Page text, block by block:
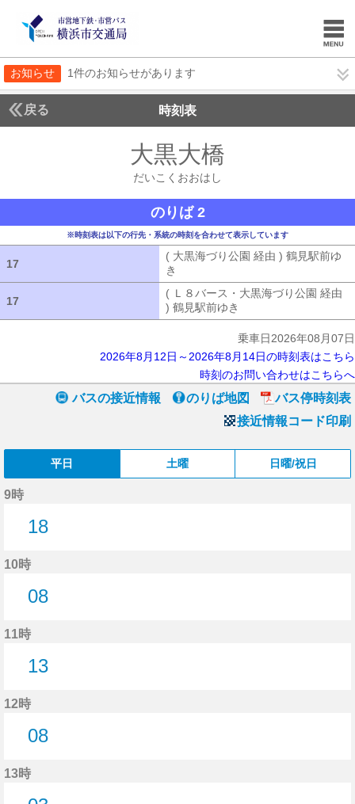
お知らせ 1件のお知らせがあります
戻る 時刻表
大黒大橋
だいこくおおはし
のりば 2
※時刻表は以下の行先・系統の時刻を合わせて表示しています
17
( 大黒海づり公園 経由 ) 鶴見駅前ゆ
き
17
( Ｌ８バース・大黒海づり公園 経由
) 鶴見駅前ゆき
乗車日2026年08月07日
2026年8月12日～2026年8月14日の時刻表はこちら
時刻のお問い合わせはこちらへ
バスの接近情報 のりば地図
バス停時刻表
接近情報コード印刷
平日 土曜 日曜/祝日
9時
18
10時
08
11時
13
12時
08
13時